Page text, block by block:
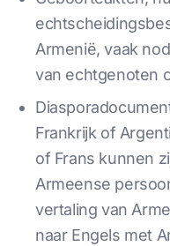
Armenië, vaak
van echtgenoten
Frankrijk of
of Frans kunnen
Armeense
vertaling van
naar Engels met